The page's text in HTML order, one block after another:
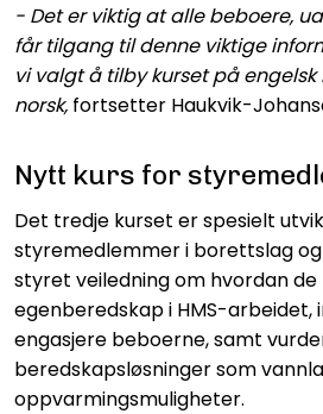
- Det er viktig at alle beboere,
får tilgang til denne viktige
vi valgt å tilby kurset på
norsk, fortsetter Haukvik-
Nytt kurs for
Det tredje kurset er spesielt
styremedlemmer i borettslag
styret veiledning om hvordan
egenberedskap i HMS-arbeidet,
engasjere beboerne, samt
beredskapsløsninger som
oppvarmingsmuligheter.